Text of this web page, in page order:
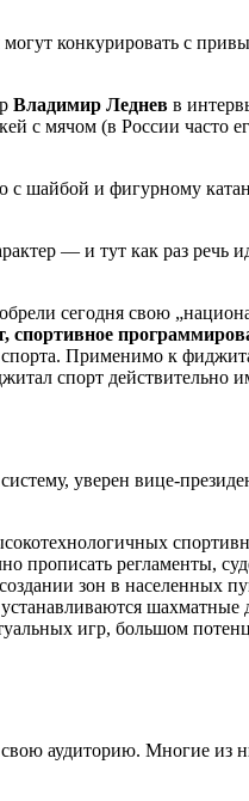
конкурировать с
Владимир Леднев в
с мячом (в России часто
с шайбой и фигурному
— и тут как раз речь
сегодня свою
спортивное
Применимо к
спорт действительно
уверен вице-
прописать регламенты,
зон в населенных
устанавливаются
игр, большом
аудиторию. Многие из